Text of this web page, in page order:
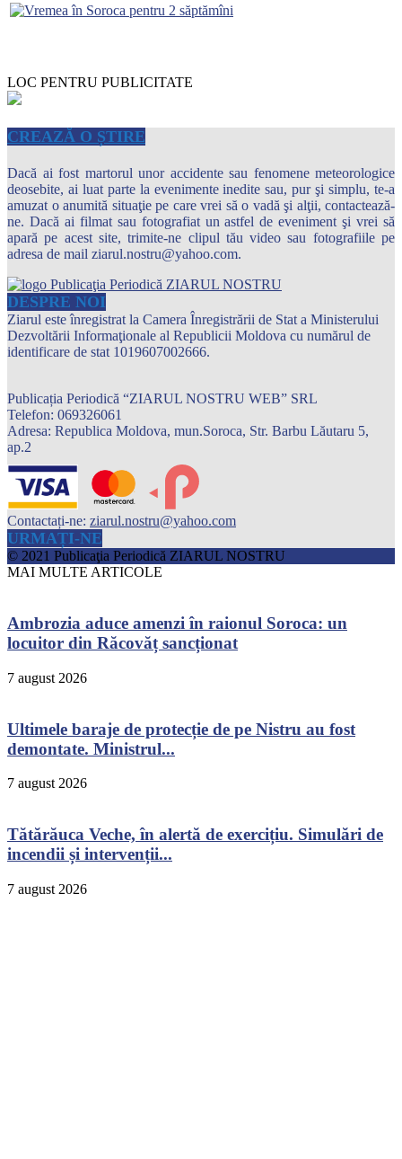
LOC PENTRU PUBLICITATE
CREAZĂ O ȘTIRE
Dacă ai fost martorul unor accidente sau fenomene meteorologice
deosebite, ai luat parte la evenimente inedite sau, pur şi simplu, te-a
amuzat o anumită situaţie pe care vrei să o vadă şi alţii, contactează-
ne. Dacă ai filmat sau fotografiat un astfel de eveniment şi vrei să
apară pe acest site, trimite-ne clipul tău video sau fotografiile pe
adresa de mail ziarul.nostru@yahoo.com.
DESPRE NOI
Ziarul este înregistrat la Camera Înregistrării de Stat a Ministerului
Dezvoltării Informaţionale al Republicii Moldova cu numărul de
identificare de stat 1019607002666.
Publicația Periodică “ZIARUL NOSTRU WEB” SRL
Telefon: 069326061
Adresa: Republica Moldova, mun.Soroca, Str. Barbu Lăutaru 5,
ap.2
Contactați-ne: ziarul.nostru@yahoo.com
URMAȚI-NE
© 2021 Publicaţia Periodică ZIARUL NOSTRU
MAI MULTE ARTICOLE
Ambrozia aduce amenzi în raionul Soroca: un
locuitor din Răcovăț sancționat
7 august 2026
Ultimele baraje de protecție de pe Nistru au fost
demontate. Ministrul...
7 august 2026
Tătărăuca Veche, în alertă de exercițiu. Simulări de
incendii și intervenții...
7 august 2026